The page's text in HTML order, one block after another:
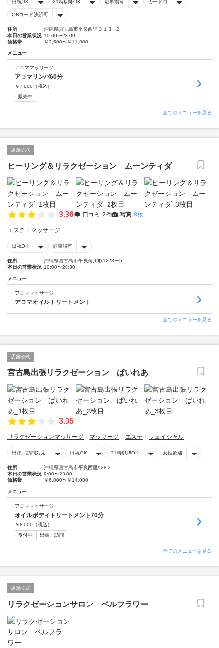
日祝OK 21時以降OK 駐車場有 カード可
QRコード決済可
住所
沖縄県宮古島市平良西里３１３−２
本日の営業状況 10:00〜23:00
価格帯
￥2,500〜￥11,800
メニュー
アロママッサージ
アロマリンパ60分
￥7,800 （税込）
販売中
全てのメニューを見る
店舗公式
ヒーリング＆リラクゼーション ムーンティダ
3.36 口コミ 2件 写真 8枚
エステ マッサージ
日祝OK 駐車場有
住所
沖縄県宮古島市平良荷川取1223ー5
本日の営業状況 10:00〜20:30
メニュー
アロママッサージ
アロマオイルトリートメント
全てのメニューを見る
店舗公式
宮古島出張リラクゼーション ぱいれあ
3.05
リラクゼーションマッサージ マッサージ エステ フェイシャル
出張・訪問対応 日祝OK 21時以降OK 女性歓迎
住所
沖縄県宮古島市平良西里928-3
本日の営業状況 9:00〜23:00
価格帯
￥6,000〜￥14,000
メニュー
アロママッサージ
オイルボディトリートメント70分
￥8,000 （税込）
受付中
出張・訪問
全てのメニューを見る
店舗公式
リラクゼーションサロン ベルフラワー